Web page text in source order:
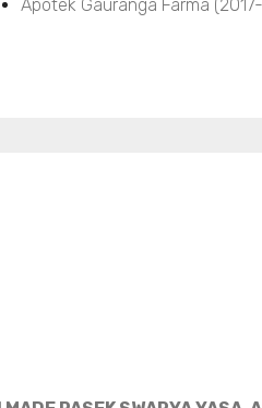
Apotek Gauranga Farma